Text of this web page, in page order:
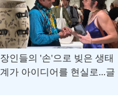
장인들의 '손'으로 빚은 생태
계가 아이디어를 현실로...글